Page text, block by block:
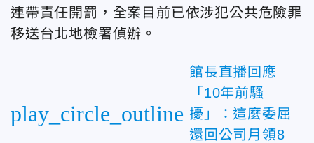
連帶責任開罰，全案目前已依涉犯公共危險罪
移送台北地檢署偵辦。
play_circle_outline
館長直播回應
「10年前騷
擾」：這麼委屈
還回公司月領8